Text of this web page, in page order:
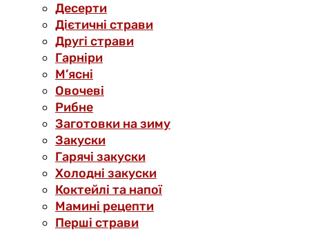
Десерти
Дієтичні страви
Другі страви
Гарніри
М’ясні
Овочеві
Рибне
Заготовки на зиму
Закуски
Гарячі закуски
Холодні закуски
Коктейлі та напої
Мамині рецепти
Перші страви